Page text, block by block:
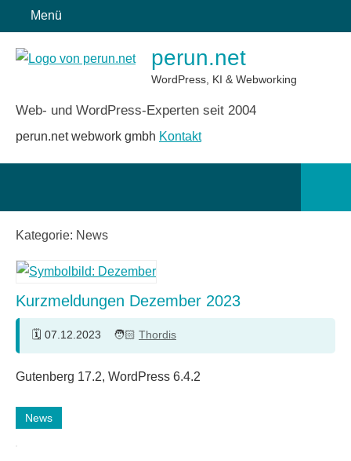
Inhalt
springen
Menü
perun.net
WordPress, KI & Webworking
Web- und WordPress-Experten seit 2004
perun.net webwork gmbh Kontakt
Kategorie: News
Kurzmeldungen Dezember 2023
07.12.2023 Thordis
Gutenberg 17.2, WordPress 6.4.2
News